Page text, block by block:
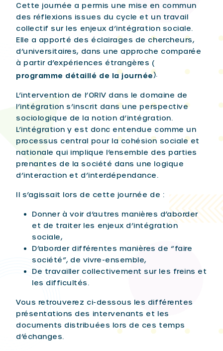
Cette journée a permis une mise en commun
des réflexions issues du cycle et un travail
collectif sur les enjeux d’intégration sociale.
Elle a apporté des éclairages de chercheurs,
d’universitaires, dans une approche comparée
à partir d’expériences étrangères (
programme détaillé de la journée).
L’intervention de l’ORIV dans le domaine de
l’intégration s’inscrit dans une perspective
sociologique de la notion d’intégration.
L’intégration y est donc entendue comme un
processus central pour la cohésion sociale et
nationale qui implique l’ensemble des parties
prenantes de la société dans une logique
d’interaction et d’interdépendance.
Il s’agissait lors de cette journée de :
Donner à voir d’autres manières d’aborder
et de traiter les enjeux d’intégration
sociale,
D’aborder différentes manières de “faire
société”, de vivre-ensemble,
De travailler collectivement sur les freins et
les difficultés.
Vous retrouverez ci-dessous les différentes
présentations des intervenants et les
documents distribuées lors de ces temps
d’échanges.